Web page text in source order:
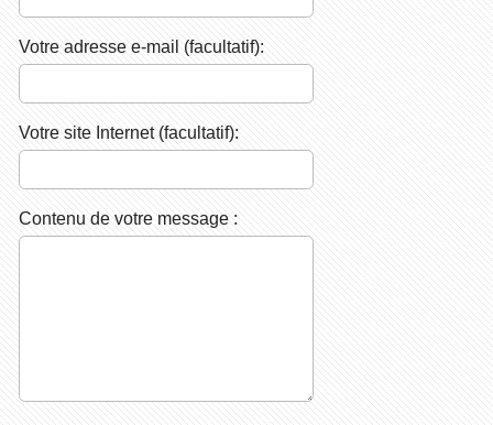
Votre adresse e-mail (facultatif):
Votre site Internet (facultatif):
Contenu de votre message :